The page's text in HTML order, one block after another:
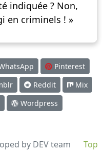
indiquée ? Non,
en criminels ! »
Pinterest
Reddit
Mix
Wordpress
Top
by DEV team